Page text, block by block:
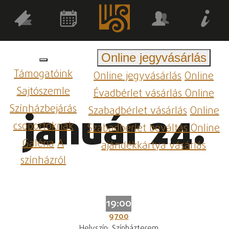
Támogatóink
Sajtószemle
Színházbejárás
csoportoknak
GalériaA
színházról
Online jegyvásárlás
Online jegyvásárlásOnline
Évadbérlet vásárlásOnline
Szabadbérlet vásárlásOnline
Szabadbérlet beváltásOnline
ajándékkártya vásárlás
január 24.
19:00
9700